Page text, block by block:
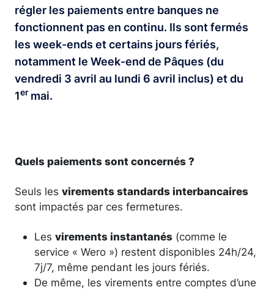
régler les paiements entre banques ne
fonctionnent pas en continu. Ils sont fermés
les week-ends et certains jours fériés,
notamment le Week-end de Pâques (du
vendredi 3 avril au lundi 6 avril inclus) et du
1er mai.
Quels paiements sont concernés ?
Seuls les virements standards interbancaires
sont impactés par ces fermetures.
Les virements instantanés (comme le
service « Wero ») restent disponibles 24h/24,
7j/7, même pendant les jours fériés.
De même, les virements entre comptes d’une